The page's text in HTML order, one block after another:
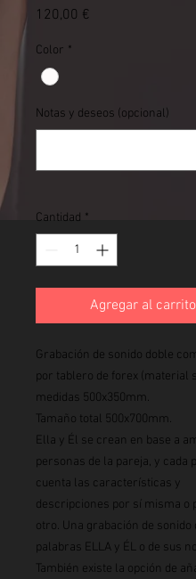
120,00 €
Color *
Notas y deseos (opcional)
Cantidad *
Agregar al carrito
Grabación de sonido doble
por tablero de forex (material
medidas 500x350mm.
Tamaño total 500x700mm.
Ella y Él se crean en base a
personas de la pareja, y cada
cuenta las características y
descripciones por sí misma o
otro. Una grabación de sonido
palabras ELLA y ÉL o de sus
También existe la opción de